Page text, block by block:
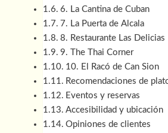
6. La Cantina de Cuban
7. La Puerta de Alcala
8. Restaurante Las Delicias
9. The Thai Corner
10. El Racó de Can Sion
Recomendaciones de
Eventos y reservas
Accesibilidad y ubicación
Opiniones de clientes